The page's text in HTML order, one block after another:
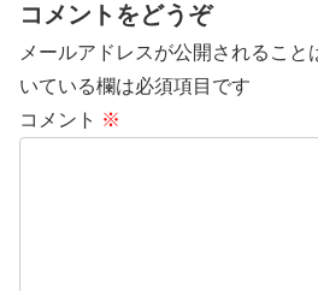
コメントをどうぞ
メールアドレスが公開されること
いている欄は必須項目です
コメント ※